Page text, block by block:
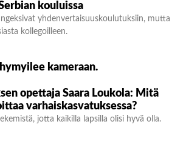
kouluissa
yhdenvertaisuuskoulutuksiin, mutta
kollegoilleen.
opettaja Saara Loukola: Mitä
varhaiskasvatuksessa?
jotta kaikilla lapsilla olisi hyvä olla.